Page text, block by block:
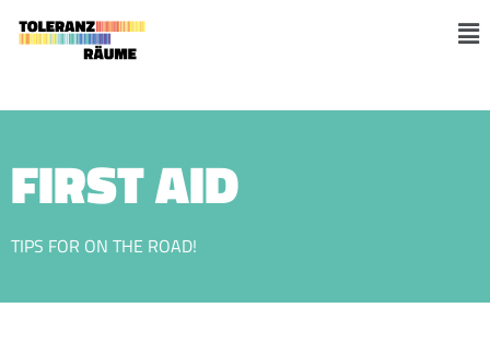
content
FIRST AID
TIPS FOR ON THE ROAD!